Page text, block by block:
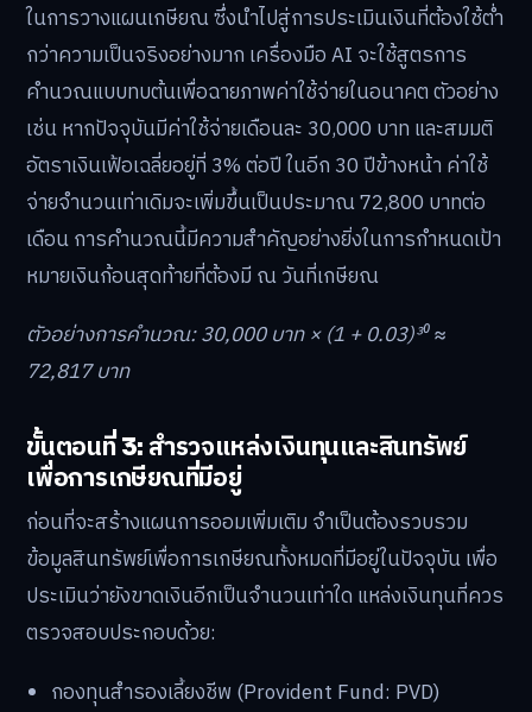
ในการวางแผนเกษียณ ซึ่งนำไปสู่การประเมินเงินที่ต้องใช้ต่ำ
กว่าความเป็นจริงอย่างมาก เครื่องมือ AI จะใช้สูตรการ
คำนวณแบบทบต้นเพื่อฉายภาพค่าใช้จ่ายในอนาคต ตัวอย่าง
เช่น หากปัจจุบันมีค่าใช้จ่ายเดือนละ 30,000 บาท และสมมติ
อัตราเงินเฟ้อเฉลี่ยอยู่ที่ 3% ต่อปี ในอีก 30 ปีข้างหน้า ค่าใช้
จ่ายจำนวนเท่าเดิมจะเพิ่มขึ้นเป็นประมาณ 72,800 บาทต่อ
เดือน การคำนวณนี้มีความสำคัญอย่างยิ่งในการกำหนดเป้า
หมายเงินก้อนสุดท้ายที่ต้องมี ณ วันที่เกษียณ
ตัวอย่างการคำนวณ: 30,000 บาท × (1 + 0.03)³⁰ ≈
72,817 บาท
ขั้นตอนที่ 3: สำรวจแหล่งเงินทุนและสินทรัพย์
เพื่อการเกษียณที่มีอยู่
ก่อนที่จะสร้างแผนการออมเพิ่มเติม จำเป็นต้องรวบรวม
ข้อมูลสินทรัพย์เพื่อการเกษียณทั้งหมดที่มีอยู่ในปัจจุบัน เพื่อ
ประเมินว่ายังขาดเงินอีกเป็นจำนวนเท่าใด แหล่งเงินทุนที่ควร
ตรวจสอบประกอบด้วย:
กองทุนสำรองเลี้ยงชีพ (Provident Fund: PVD)